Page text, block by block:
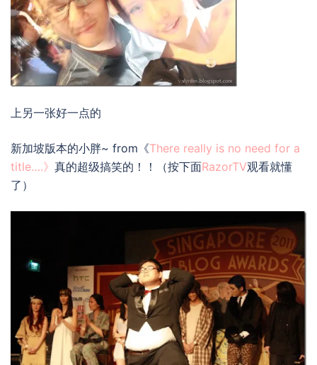
上另一张好一点的
新加坡版本的小胖~ from《There really is no need for a
title….》 真的超级搞笑的！！（按下面RazorTV观看就懂
了）